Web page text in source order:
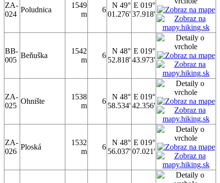
ZA-
024
Poludnica
1549
m
6
N 49°
01.276'
E 019°
37.918'
BB-
005
Beňuška
1542
m
6
N 48°
52.818'
E 019°
43.973'
ZA-
025
Ohnište
1538
m
6
N 48°
58.534'
E 019°
42.356'
ZA-
026
Ploská
1532
m
6
N 48°
56.037'
E 019°
07.021'